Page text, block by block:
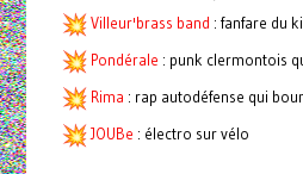
Villeur'brass band : fanfare du
Pondérale : punk clermontois
Rima : rap autodéfense qui
JOUBe : électro sur vélo